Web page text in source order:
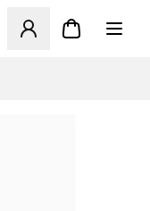
ein neues Fenster